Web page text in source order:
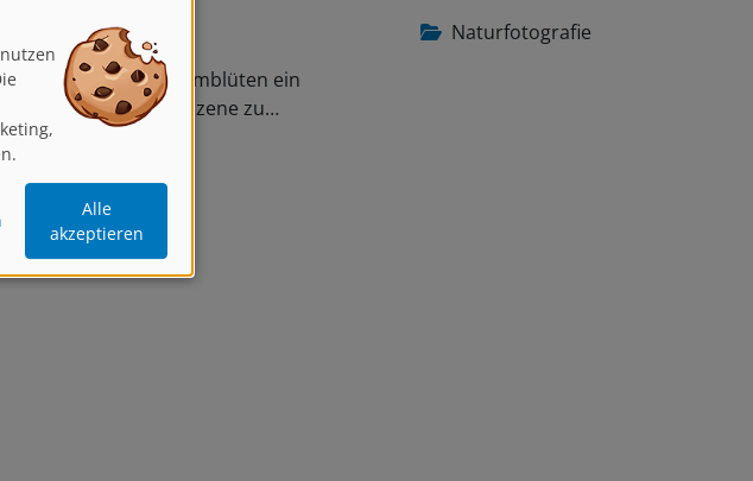
Naturfotografie
B. bei bunten Baumblüten ein
fotografisch in Szene zu…
Alle
akzeptieren